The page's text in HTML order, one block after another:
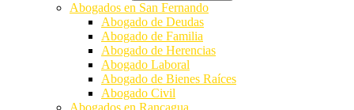
Abogados en San Fernando
Abogado de Deudas
Abogado de Familia
Abogado de Herencias
Abogado Laboral
Abogado de Bienes Raíces
Abogado Civil
Abogados en Rancagua